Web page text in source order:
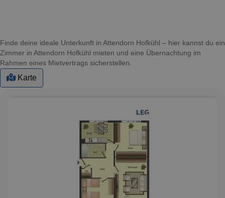
Finde deine ideale Unterkunft in Attendorn Hofkühl – hier kannst du ein
Zimmer in Attendorn Hofkühl mieten und eine Übernachtung im
Rahmen eines Mietvertrags sicherstellen.
Karte